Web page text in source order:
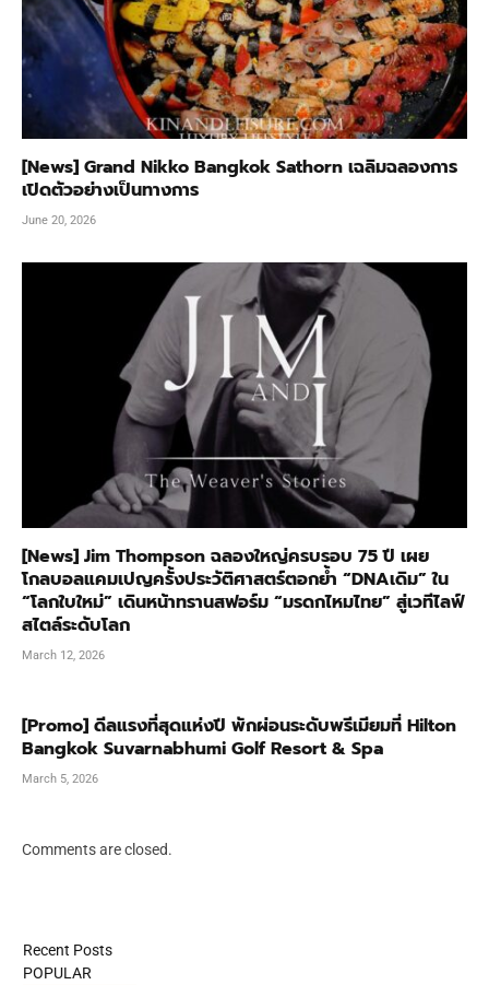
[News] Grand Nikko Bangkok Sathorn เฉลิมฉลองการ
เปิดตัวอย่างเป็นทางการ
June 20, 2026
[News] Jim Thompson ฉลองใหญ่ครบรอบ 75 ปี เผย
โกลบอลแคมเปญครั้งประวัติศาสตร์ตอกย้ำ “DNAเดิม” ใน
“โลกใบใหม่” เดินหน้าทรานสฟอร์ม “มรดกไหมไทย” สู่เวทีไลฟ์
สไตล์ระดับโลก
March 12, 2026
[Promo] ดีลแรงที่สุดแห่งปี พักผ่อนระดับพรีเมียมที่ Hilton
Bangkok Suvarnabhumi Golf Resort & Spa
March 5, 2026
Comments are closed.
Recent Posts
POPULAR